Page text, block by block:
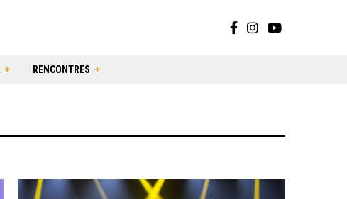
RENCONTRES